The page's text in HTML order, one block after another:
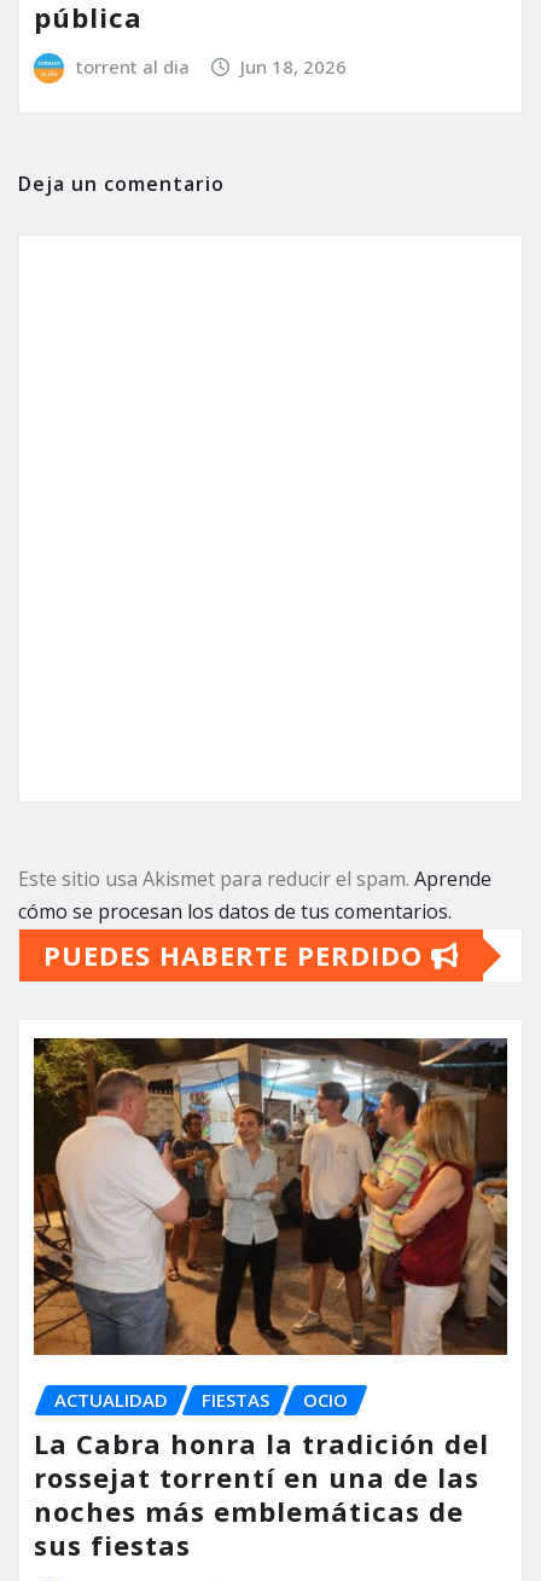
pública
torrent al dia Jun 18, 2026
Deja un comentario
Este sitio usa Akismet para reducir el spam. Aprende
cómo se procesan los datos de tus comentarios.
PUEDES HABERTE PERDIDO
ACTUALIDAD FIESTAS OCIO
La Cabra honra la tradición del
rossejat torrentí en una de las
noches más emblemáticas de
sus fiestas